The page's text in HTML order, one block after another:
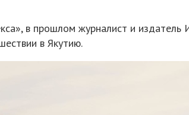
в прошлом журналист и издатель
в Якутию.